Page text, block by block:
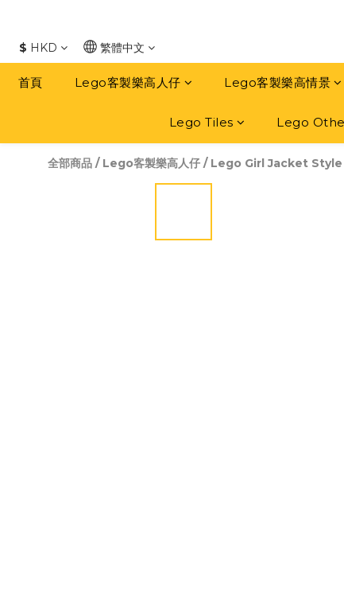
$ HKD 繁體中文
首頁 Lego客製樂高人仔 Lego客製樂高情景
Lego Tiles Lego
全部商品 / Lego客製樂高人仔 / Lego Girl Jacket